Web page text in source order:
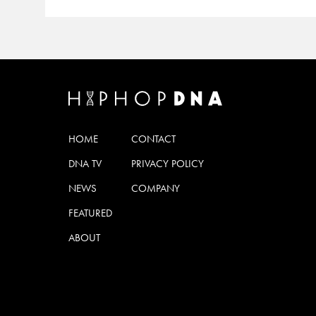
HOME
DNA TV
NEWS
FEATURED
ABOUT
CONTACT
PRIVACY POLICY
COMPANY